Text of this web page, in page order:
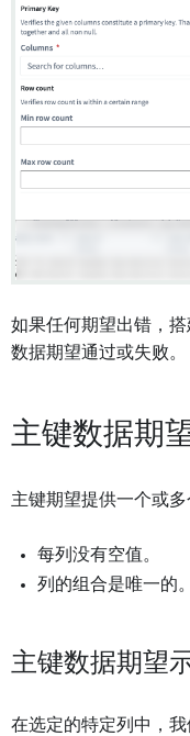
如果任何期望出错，
数据期望通过或失败。
主键数据期
主键期望提供一个或多
每列没有空值。
列的组合是唯一的。
主键数据期望
在选定的特定列中，我